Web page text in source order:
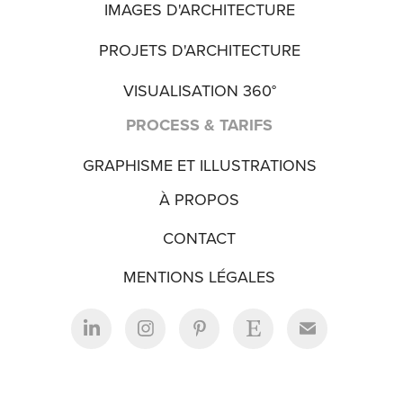
IMAGES D'ARCHITECTURE
PROJETS D'ARCHITECTURE
VISUALISATION 360°
PROCESS & TARIFS
GRAPHISME ET ILLUSTRATIONS
À PROPOS
CONTACT
MENTIONS LÉGALES